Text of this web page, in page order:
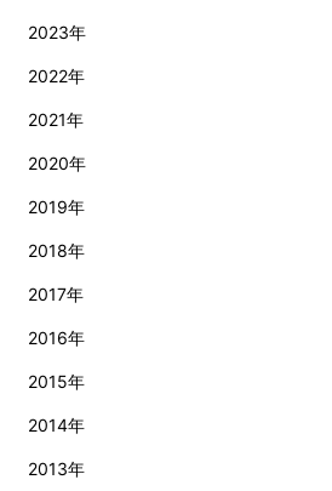
2023年
2022年
2021年
2020年
2019年
2018年
2017年
2016年
2015年
2014年
2013年